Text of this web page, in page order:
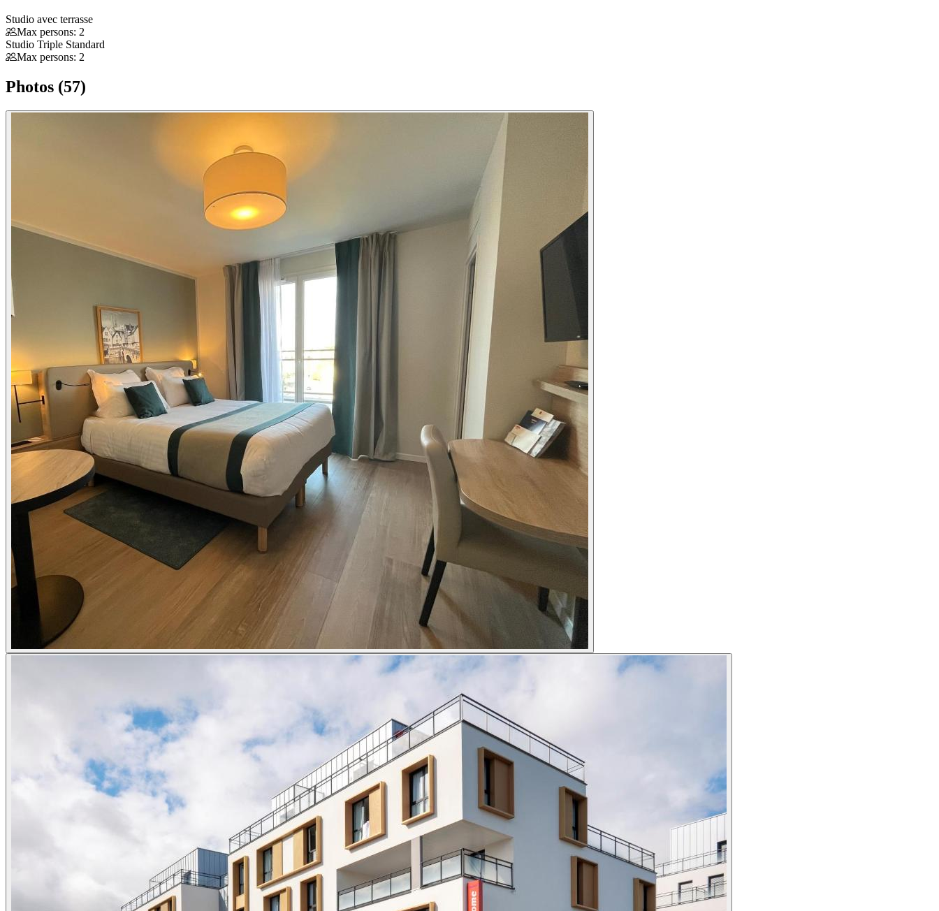
Studio avec terrasse
Max persons: 2
Studio Triple Standard
Max persons: 2
Photos (57)